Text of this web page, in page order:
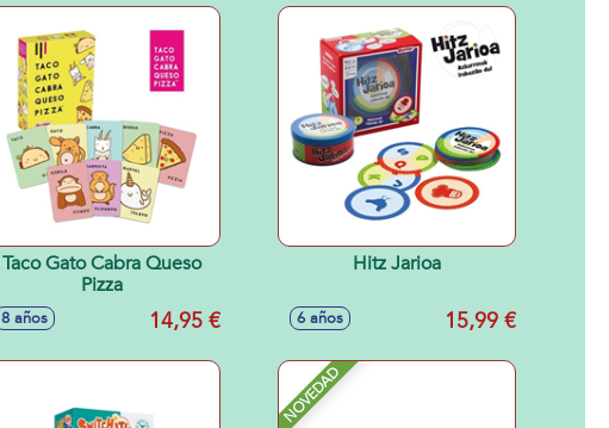
Taco Gato Cabra Queso
Pizza
8 años 14,95 €
Hitz Jarioa
6 años 15,99 €
NOVEDAD